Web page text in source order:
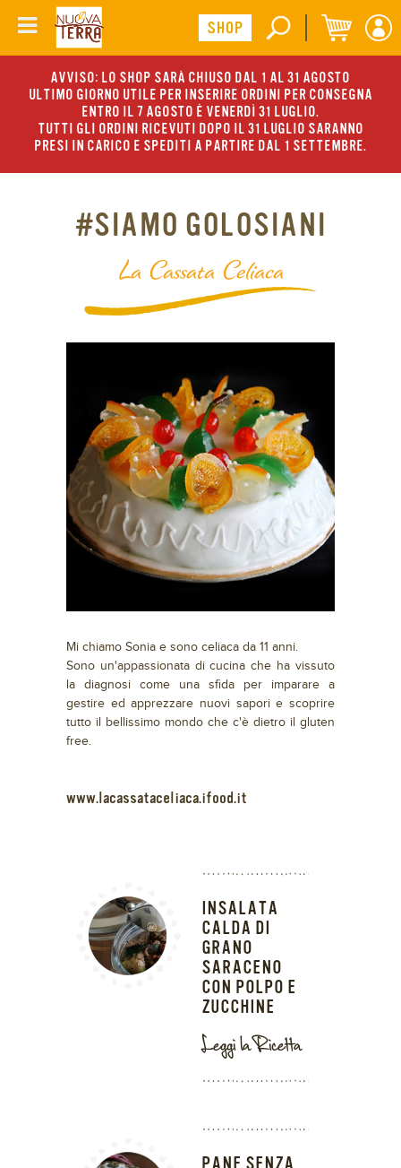
AVVISO: LO SHOP SARÀ CHIUSO DAL 1 AL 31 AGOSTO
ULTIMO GIORNO UTILE PER INSERIRE ORDINI PER CONSEGNA
ENTRO IL 7 AGOSTO È VENERDÌ 31 LUGLIO.
TUTTI GLI ORDINI RICEVUTI DOPO IL 31 LUGLIO SARANNO
PRESI IN CARICO E SPEDITI A PARTIRE DAL 1 SETTEMBRE.
#SIAMO GOLOSIANI
La Cassata Celiaca
Mi chiamo Sonia e sono celiaca da 11 anni.
Sono un'appassionata di cucina che ha vissuto
la diagnosi come una sfida per imparare a
gestire ed apprezzare nuovi sapori e scoprire
tutto il bellissimo mondo che c'è dietro il gluten
free.
www.lacassataceliaca.ifood.it
INSALATA
CALDA DI
GRANO
SARACENO
CON POLPO E
ZUCCHINE
Leggi la Ricetta